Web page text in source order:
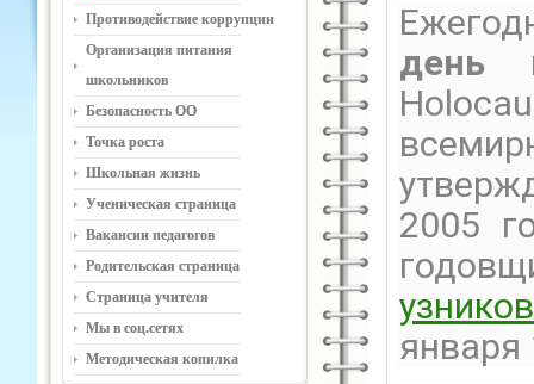
Противодействие коррупции
Организация питания
школьников
Безопасность ОО
Точка роста
Школьная жизнь
Ученическая страница
Вакансии педагогов
Родительская страница
Страница учителя
Мы в соц.сетях
Методическая копилка
день
2005
января